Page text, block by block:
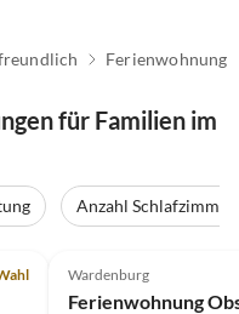
Ferienwohnung
für Familien im
Anzahl Schlafzimmer
Wardenburg
Ferienwohnung